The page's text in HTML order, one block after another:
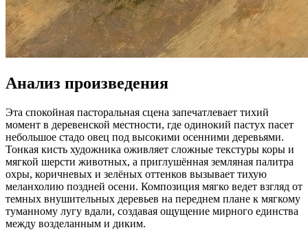
Анализ произведения
Эта спокойная пасторальная сцена запечатлевает тихий
момент в деревенской местности, где одинокий пастух пасет
небольшое стадо овец под высокими осенними деревьями.
Тонкая кисть художника оживляет сложные текстуры коры и
мягкой шерсти животных, а приглушённая земляная палитра
охры, коричневых и зелёных оттенков вызывает тихую
меланхолию поздней осени. Композиция мягко ведет взгляд от
темных внушительных деревьев на переднем плане к мягкому
туманному лугу вдали, создавая ощущение мирного единства
между возделанным и диким.